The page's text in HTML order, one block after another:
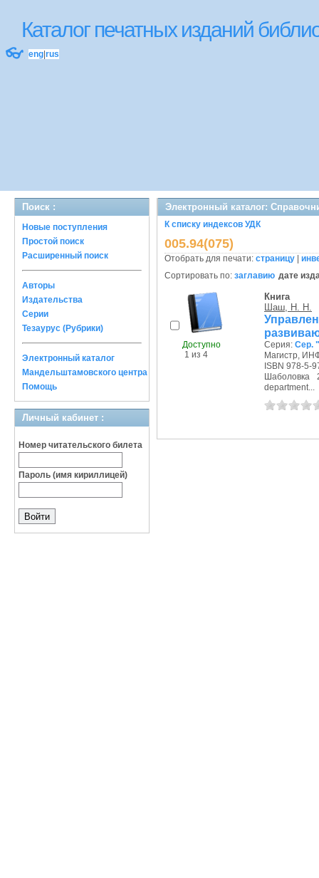
Каталог печатных изданий
👓 eng rus
Поиск :
Новые поступления
Простой поиск
Расширенный поиск
Авторы
Издательства
Серии
Тезаурус (Рубрики)
Электронный каталог
Мандельштамовского центра
Помощь
Личный кабинет :
Номер читательского билета
Пароль (имя кириллицей)
Электронный каталог:
К списку индексов УДК
005.94(075)
Отобрать для печати: страницу
Сортировать по: заглавию дате
Доступно
1 из 4
Книга
Шаш, Н. Н.
Серия: Сер.
Магистр,
ISBN 978-5-
Шаболовка
department...